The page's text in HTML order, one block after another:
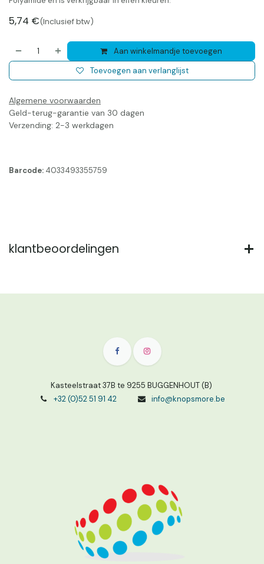
5,74 €(Inclusief btw)
Aan winkelmandje toevoegen
Toevoegen aan verlanglijst
Algemene voorwaarden
Geld-terug-garantie van 30 dagen
Verzending: 2-3 werkdagen
Barcode: 4033493355759
klantbeoordelingen
Kasteelstraat 37B te 9255 BUGGENHOUT (B)
+32 (0)52 51 91 42
info@knopsmore.be